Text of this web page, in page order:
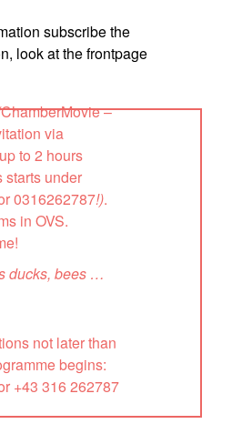
subscribe the
look at the frontpage
–
via
to 2 hours
starts under
0316262787!).
in OVS.
ducks, bees …
not later than
begins:
+43 316 262787